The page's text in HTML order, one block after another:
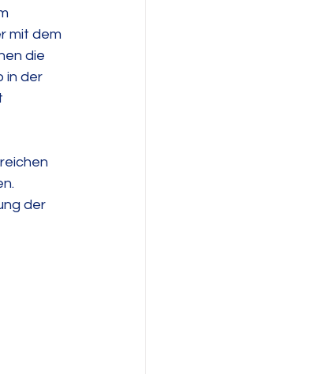
mit dem
die
in der
der